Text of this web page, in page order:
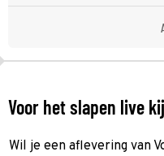
Voor het slapen live
Wil je een aflevering van